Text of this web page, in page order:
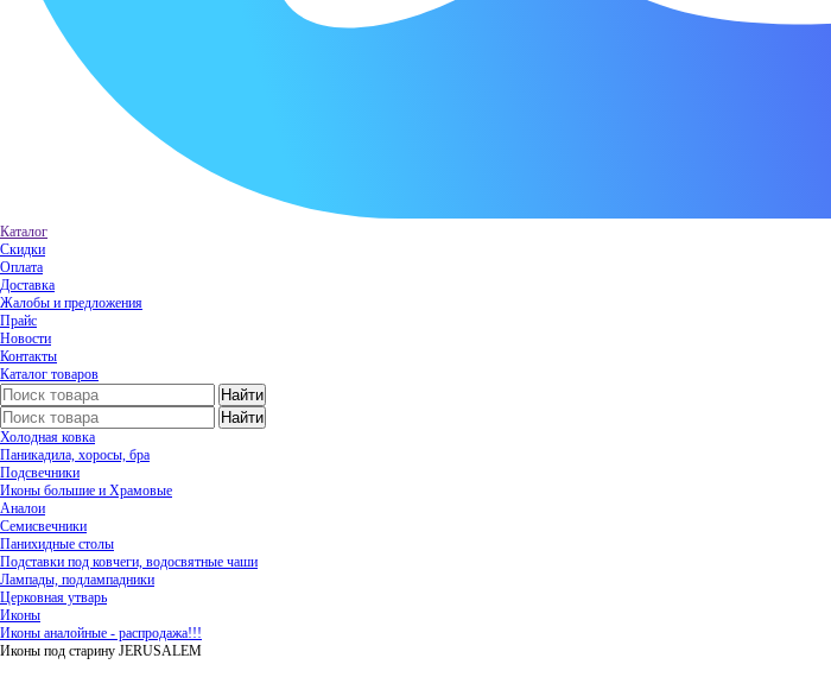
Каталог
Скидки
Оплата
Доставка
Жалобы и предложения
Прайс
Новости
Контакты
Каталог товаров
Холодная ковка
Паникадила, хоросы, бра
Подсвечники
Иконы большие и Храмовые
Аналои
Семисвечники
Панихидные столы
Подставки под ковчеги, водосвятные чаши
Лампады, подлампадники
Церковная утварь
Иконы
Иконы аналойные - распродажа!!!
Иконы под старину JERUSALEM